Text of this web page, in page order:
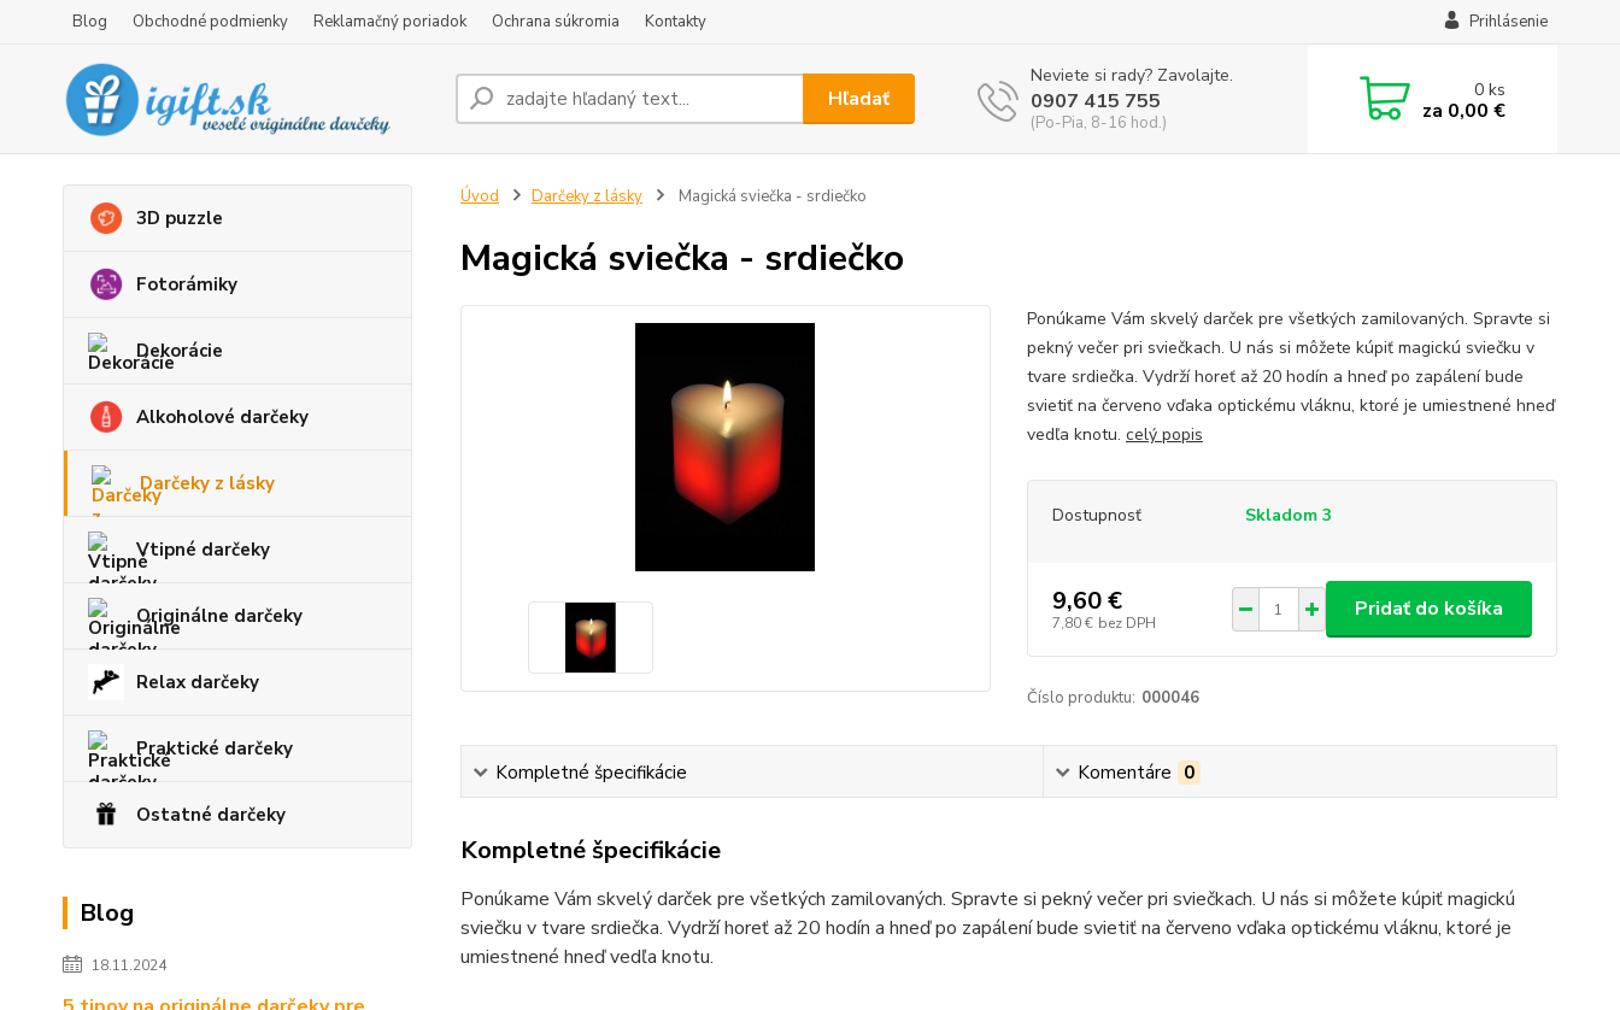
Blog Obchodné podmienky Reklamačný poriadok Ochrana súkromia Kontakty Prihlásenie
Hľadať
Neviete si rady? Zavolajte.
0907 415 755
(Po-Pia, 8-16 hod.)
0ks
za 0,00 €
3D puzzle
Fotorámiky
Dekorácie
Alkoholové darčeky
Darčeky z lásky
Vtipné darčeky
Originálne darčeky
Relax darčeky
Praktické darčeky
Ostatné darčeky
Blog
18.11.2024
Úvod Darčeky z lásky Magická sviečka - srdiečko
Magická sviečka - srdiečko
Ponúkame Vám skvelý darček pre všetkých zamilovaných. Spravte si
pekný večer pri sviečkach. U nás si môžete kúpiť magickú sviečku v
tvare srdiečka. Vydrží horeť až 20 hodín a hneď po zapálení bude
svietiť na červeno vďaka optickému vláknu, ktoré je umiestnené hneď
vedľa knotu. celý popis
Dostupnosť Skladom 3
9,60 €
7,80 € bez DPH
Pridať do košíka
Číslo produktu: 000046
Kompletné špecifikácie Komentáre 0
Kompletné špecifikácie
Ponúkame Vám skvelý darček pre všetkých zamilovaných. Spravte si pekný večer pri sviečkach. U nás si môžete kúpiť magickú
sviečku v tvare srdiečka. Vydrží horeť až 20 hodín a hneď po zapálení bude svietiť na červeno vďaka optickému vláknu, ktoré je
umiestnené hneď vedľa knotu.